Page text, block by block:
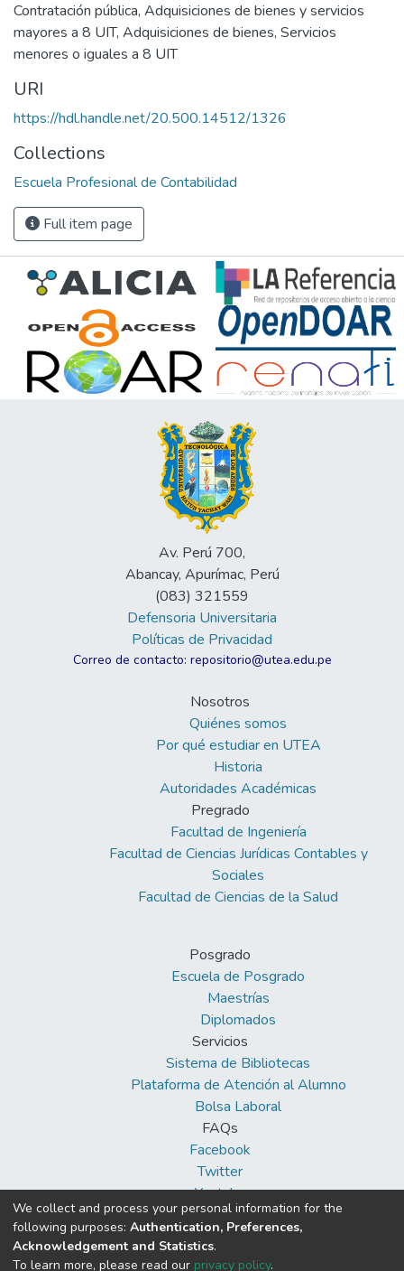
Contratación pública, Adquisiciones de bienes y servicios
mayores a 8 UIT, Adquisiciones de bienes, Servicios
menores o iguales a 8 UIT
URI
https://hdl.handle.net/20.500.14512/1326
Collections
Escuela Profesional de Contabilidad
Full item page
Av. Perú 700,
Abancay, Apurímac, Perú
(083) 321559
Defensoria Universitaria
Políticas de Privacidad
Correo de contacto: repositorio@utea.edu.pe
Nosotros
Quiénes somos
Por qué estudiar en UTEA
Historia
Autoridades Académicas
Pregrado
Facultad de Ingeniería
Facultad de Ciencias Jurídicas Contables y
Sociales
Facultad de Ciencias de la Salud
Posgrado
Escuela de Posgrado
Maestrías
Diplomados
Servicios
Sistema de Bibliotecas
Plataforma de Atención al Alumno
Bolsa Laboral
FAQs
Facebook
Twitter
Youtube
We collect and process your personal information for the
following purposes: Authentication, Preferences,
Acknowledgement and Statistics.
To learn more, please read our privacy policy.